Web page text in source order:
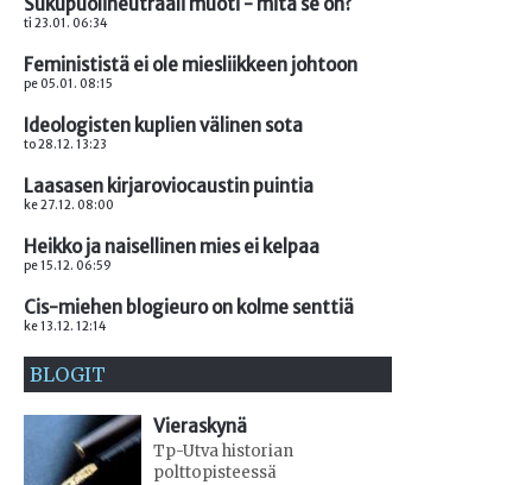
ti 23.01. 06:34
Feminististä ei ole miesliikkeen johtoon
pe 05.01. 08:15
Ideologisten kuplien välinen sota
to 28.12. 13:23
Laasasen kirjaroviocaustin puintia
ke 27.12. 08:00
Heikko ja naisellinen mies ei kelpaa
pe 15.12. 06:59
Cis-miehen blogieuro on kolme senttiä
ke 13.12. 12:14
BLOGIT
Vieraskynä
Tp-Utva historian
polttopisteessä